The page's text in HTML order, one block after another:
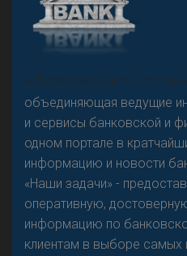
Резкого разворота на
предвидится
«Н
овости Банков
объединяющая ведущие
и сервисы банковской и
одном портале в
информацию и новости
«Наши задачи» -
оперативную,
информацию по
клиентам в выборе самых